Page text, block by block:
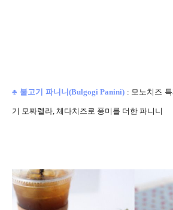
♣ 불고기 파니니(Bulgogi Panini) : 모노치즈
기 모짜렐라, 체다치즈로 풍미를 더한 파니니